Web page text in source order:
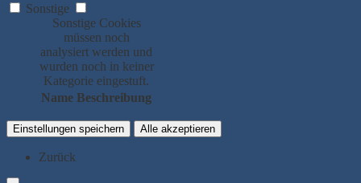
Sonstige
Sonstige Cookies
müssen noch
analysiert werden und
wurden noch in keiner
Kategorie eingestuft.
Name Beschreibung
Einstellungen speichern Alle akzeptieren
Zurück